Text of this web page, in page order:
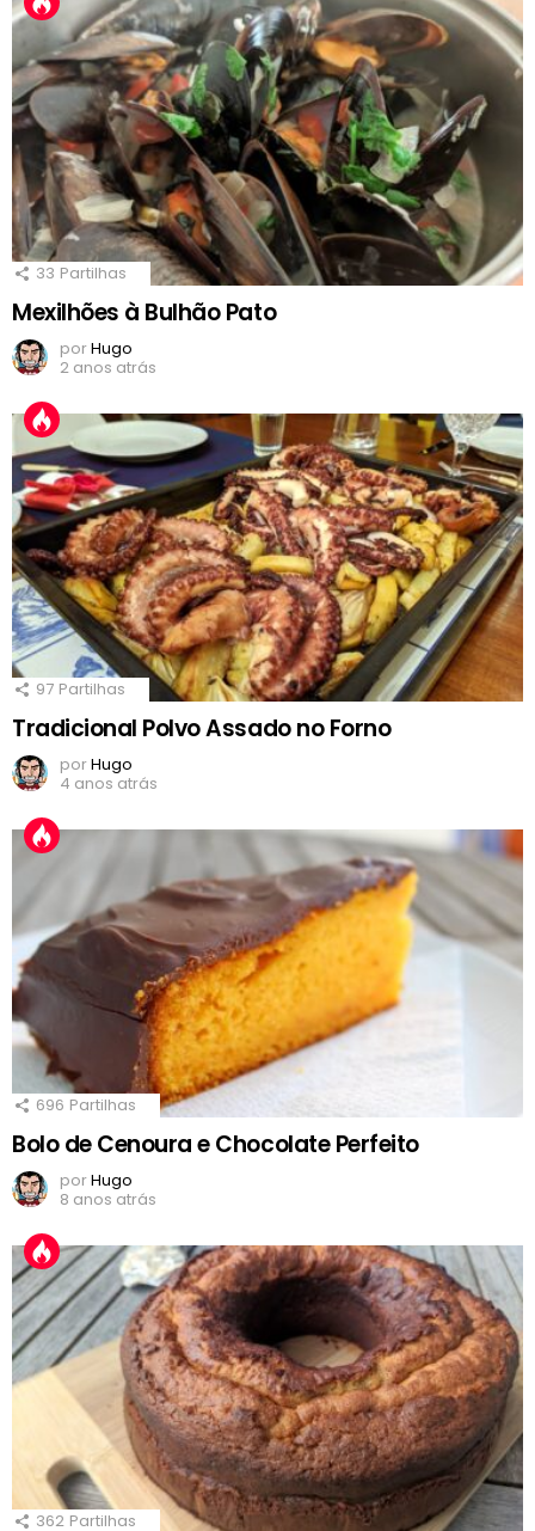
33 Partilhas
Mexilhões à Bulhão Pato
porHugo
2 anos atrás
97 Partilhas
Tradicional Polvo Assado no Forno
porHugo
4 anos atrás
696 Partilhas
Bolo de Cenoura e Chocolate Perfeito
porHugo
8 anos atrás
362 Partilhas